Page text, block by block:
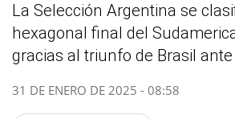
La Selección Argentina se
hexagonal final del
gracias al triunfo de Brasil ante
31 DE ENERO DE 2025 - 08:58